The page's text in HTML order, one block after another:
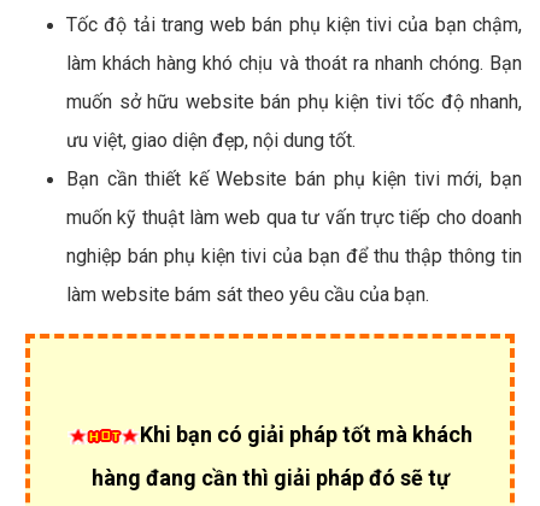
Tốc độ tải trang web bán phụ kiện tivi của bạn chậm,
làm khách hàng khó chịu và thoát ra nhanh chóng. Bạn
muốn sở hữu website bán phụ kiện tivi tốc độ nhanh,
ưu việt, giao diện đẹp, nội dung tốt.
Bạn cần thiết kế Website bán phụ kiện tivi mới, bạn
muốn kỹ thuật làm web qua tư vấn trực tiếp cho doanh
nghiệp bán phụ kiện tivi của bạn để thu thập thông tin
làm website bám sát theo yêu cầu của bạn.
Khi bạn có giải pháp tốt mà khách
hàng đang cần thì giải pháp đó sẽ tự